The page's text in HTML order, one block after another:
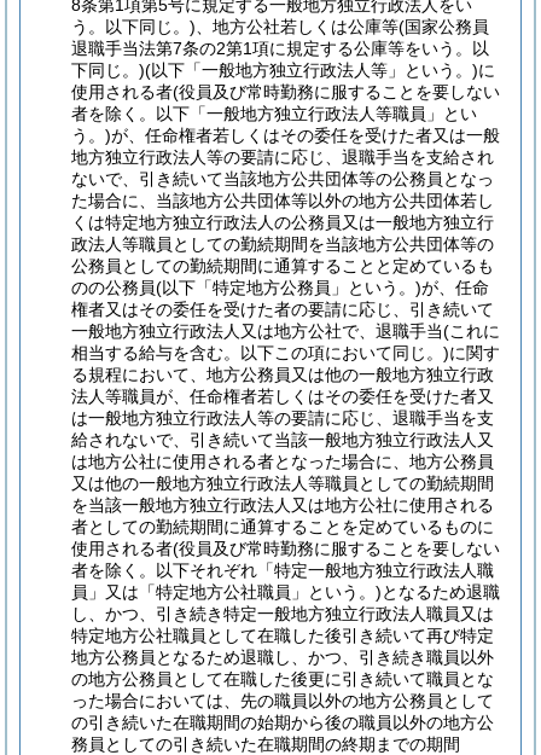
8条第1項第5号に規定する一般地方独立行政法人をい
う。以下同じ。) 、地方公社若しくは公庫等(国家公務員
退職手当法第7条の2第1項に規定する公庫等をいう。以
下同じ。)(以下「一般地方独立行政法人等」という。)に
使用される者(役員及び常時勤務に服することを要しない
者を除く。以下「一般地方独立行政法人等職員」とい
う。)が、任命権者若しくはその委任を受けた者又は一般
地方独立行政法人等の要請に応じ、退職手当を支給され
ないで、引き続いて当該地方公共団体等の公務員となっ
た場合に、当該地方公共団体等以外の地方公共団体若し
くは特定地方独立行政法人の公務員又は一般地方独立行
政法人等職員としての勤続期間を当該地方公共団体等の
公務員としての勤続期間に通算することと定めているも
のの公務員(以下「特定地方公務員」という。)が、任命
権者又はその委任を受けた者の要請に応じ、引き続いて
一般地方独立行政法人又は地方公社で、退職手当(これに
相当する給与を含む。以下この項において同じ。)に関す
る規程において、地方公務員又は他の一般地方独立行政
法人等職員が、任命権者若しくはその委任を受けた者又
は一般地方独立行政法人等の要請に応じ、退職手当を支
給されないで、引き続いて当該一般地方独立行政法人又
は地方公社に使用される者となった場合に、地方公務員
又は他の一般地方独立行政法人等職員としての勤続期間
を当該一般地方独立行政法人又は地方公社に使用される
者としての勤続期間に通算することを定めているものに
使用される者(役員及び常時勤務に服することを要しない
者を除く。以下それぞれ「特定一般地方独立行政法人職
員」又は「特定地方公社職員」という。)となるため退職
し、かつ、引き続き特定一般地方独立行政法人職員又は
特定地方公社職員として在職した後引き続いて再び特定
地方公務員となるため退職し、かつ、引き続き職員以外
の地方公務員として在職した後更に引き続いて職員とな
った場合においては、先の職員以外の地方公務員として
の引き続いた在職期間の始期から後の職員以外の地方公
務員としての引き続いた在職期間の終期までの期間